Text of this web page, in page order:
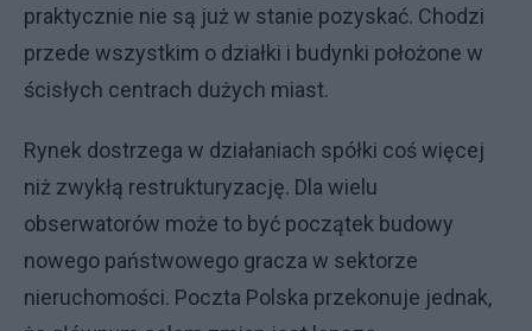
praktycznie nie są już w stanie pozyskać. Chodzi
przede wszystkim o działki i budynki położone w
ścisłych centrach dużych miast.
Rynek dostrzega w działaniach spółki coś więcej
niż zwykłą restrukturyzację. Dla wielu
obserwatorów może to być początek budowy
nowego państwowego gracza w sektorze
nieruchomości. Poczta Polska przekonuje jednak,